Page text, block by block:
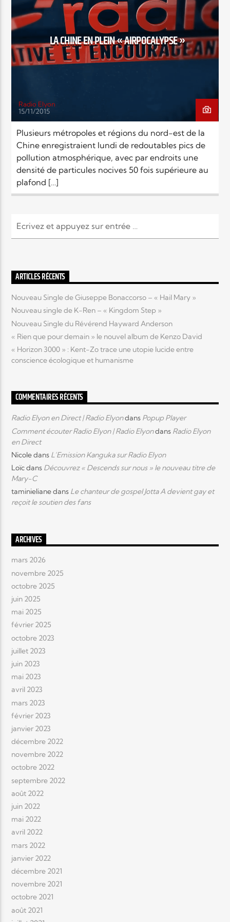
TITRE
ARTISTE
Radio Elyon
Elyon Rhema
Elyon Kids
LA CHINE EN PLEIN « AIRPOCALYPSE »
Radio Elyon
15/11/2015
Plusieurs métropoles et régions du nord-est de la
Chine enregistraient lundi de redoutables pics de
pollution atmosphérique, avec par endroits une
densité de particules nocives 50 fois supérieure au
plafond […]
ARTICLES RÉCENTS
Nouveau Single de Giuseppe Bonaccorso – « Hail Mary »
Nouveau single de K-Ren – « Kingdom Step »
Nouveau Single du Révérend Hayward Anderson
« Rien que pour demain » le nouvel album de Kenzo David
« Horizon 3000 » : Kent-Zo trace une utopie lucide entre
conscience écologique et humanisme
COMMENTAIRES RÉCENTS
Radio Elyon en Direct | Radio Elyondans Popup Player
Comment écouter Radio Elyon | Radio Elyondans Radio Elyon
en Direct
Nicoledans L’Emission Kanguka sur Radio Elyon
Loïcdans Découvrez « Descends sur nous » le nouveau titre de
Mary-C
taminielianedans Le chanteur de gospel Jotta A devient gay et
reçoit le soutien des fans
ARCHIVES
mars 2026
novembre 2025
octobre 2025
juin 2025
mai 2025
février 2025
octobre 2023
juillet 2023
juin 2023
mai 2023
avril 2023
mars 2023
février 2023
janvier 2023
décembre 2022
novembre 2022
octobre 2022
septembre 2022
août 2022
juin 2022
mai 2022
avril 2022
mars 2022
janvier 2022
décembre 2021
novembre 2021
octobre 2021
août 2021